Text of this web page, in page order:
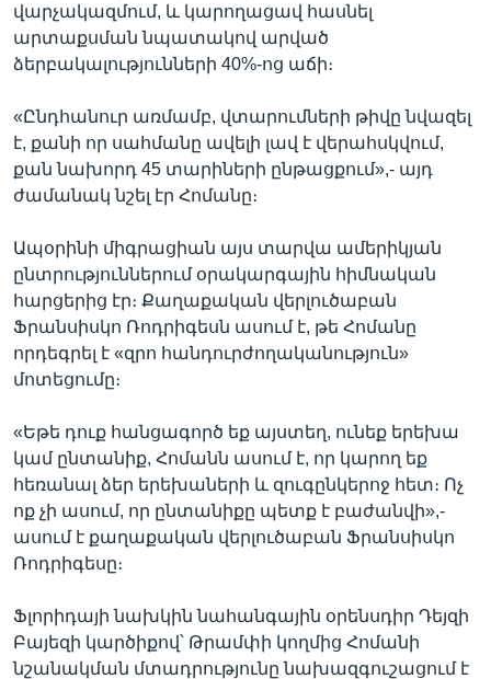
վարչակազմում, և կարողացավ հասնել
արտաքսման նպատակով արված
ձերբակալությունների 40%-ոց աճի։
«Ընդհանուր առմամբ, վտարումների թիվը նվազել
է, քանի որ սահմանը ավելի լավ է վերահսկվում,
քան նախորդ 45 տարիների ընթացքում»,- այդ
ժամանակ նշել էր Հոմանը։
Ապօրինի միգրացիան այս տարվա ամերիկյան
ընտրություններում օրակարգային հիմնական
հարցերից էր։ Քաղաքական վերլուծաբան
Ֆրանսիսկո Ռոդրիգեսն ասում է, թե Հոմանը
որդեգրել է «զրո հանդուրժողականություն»
մոտեցումը։
«Եթե դուք հանցագործ եք այստեղ, ունեք երեխա
կամ ընտանիք, Հոմանն ասում է, որ կարող եք
հեռանալ ձեր երեխաների և զուգընկերոջ հետ։ Ոչ
ոք չի ասում, որ ընտանիքը պետք է բաժանվի»,-
ասում է քաղաքական վերլուծաբան Ֆրանսիսկո
Ռոդրիգեսը։
Ֆլորիդայի նախկին նահանգային օրենսդիր Դեյզի
Բայեզի կարծիքով՝ Թրամփի կողմից Հոմանի
նշանակման մտադրությունը նախազգուշացում է